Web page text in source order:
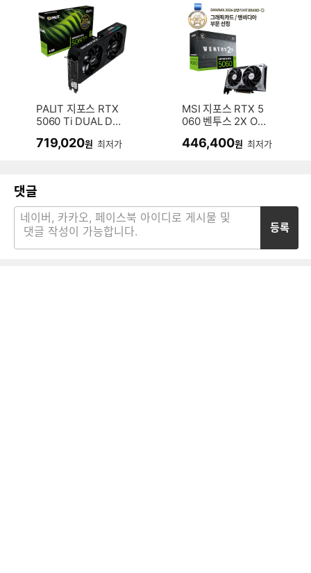
PALIT 지포스 RTX
5060 Ti DUAL D7
719,020원 최저가
MSI 지포스 RTX 5
060 벤투스 2X OC
446,400원 최저가
댓글
등록